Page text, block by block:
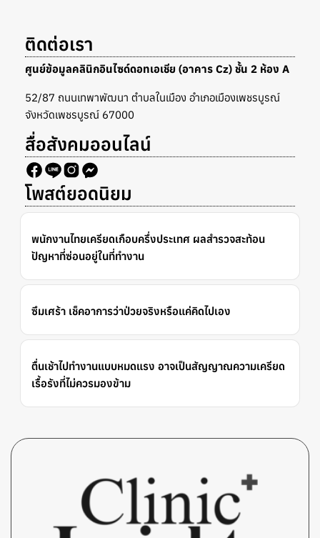
ติดต่อเรา
ศูนย์ข้อมูลคลินิกอินไซด์ดอทเอเชีย (อาคาร Cz) ชั้น 2 ห้อง A
52/87 ถนนเทพาพัฒนา ตำบลในเมือง อำเภอเมืองเพชรบูรณ์
จังหวัดเพชรบูรณ์ 67000
สื่อสังคมออนไลน์
โพสต์ยอดนิยม
พนักงานไทยเครียดเกือบครึ่งประเทศ ผลสำรวจสะท้อน
ปัญหาที่ซ่อนอยู่ในที่ทำงาน
ซึมเศร้า เช็คอาการว่าป่วยจริงหรือแค่คิดไปเอง
ตื่นเช้าไปทำงานแบบหมดแรง อาจเป็นสัญญาณความเครียด
เรื้อรังที่ไม่ควรมองข้าม